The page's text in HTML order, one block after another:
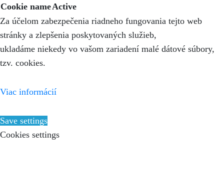
Cookie nameActive
Za účelom zabezpečenia riadneho fungovania tejto web
stránky a zlepšenia poskytovaných služieb,
ukladáme niekedy vo vašom zariadení malé dátové súbory,
tzv. cookies.
Viac informácií
Save settings
Cookies settings